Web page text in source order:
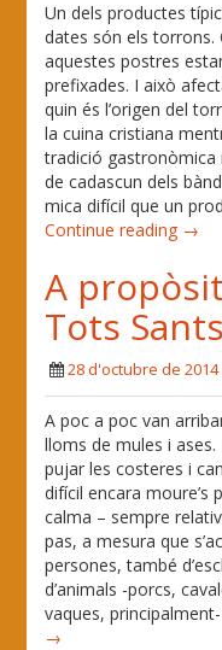
Un dels productes
dates són els
aquestes postres
prefixades. I això
quin és l’origen del
la cuina cristiana
tradició gastronòmica
de cadascun dels
mica difícil que un
Continue reading →
A
Tots
28 d'octubre de 2014
A poc a poc van
lloms de mules i
pujar les costeres i
difícil encara moure’s
calma – sempre
pas, a mesura que
persones, també
d’animals -porcs,
vaques,
→